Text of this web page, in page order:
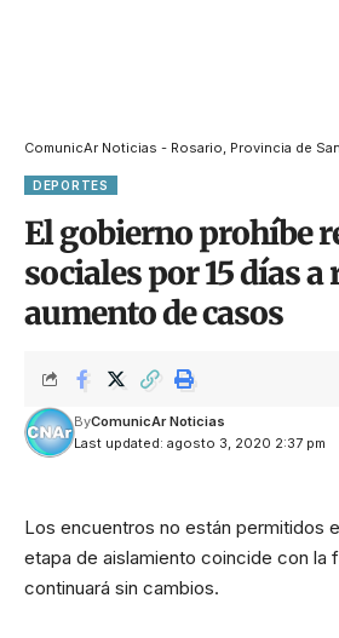
ComunicAr Noticias - Rosario, Provincia de
DEPORTES
El gobierno prohíbe
sociales por 15 días a
aumento de casos
Last updated: agosto 3, 2020 2:37 pm
ByComunicAr Noticias
Los encuentros no están permitidos
etapa de aislamiento coincide con la
continuará sin cambios.